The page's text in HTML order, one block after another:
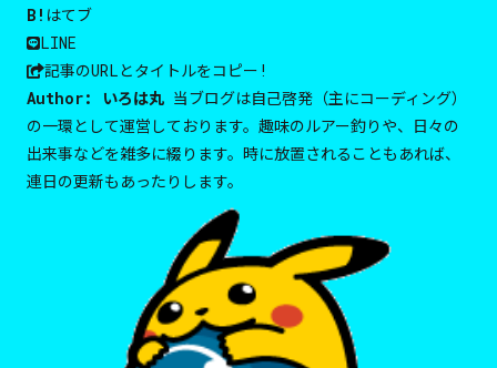
B! はてブ
LINE
記事のURLとタイトルをコピー!
Author:
いろは丸 当ブログは自己啓発（主にコーディング）
の一環として運営しております。趣味のルアー釣りや、日々の
出来事などを雑多に綴ります。時に放置されることもあれば、
連日の更新もあったりします。